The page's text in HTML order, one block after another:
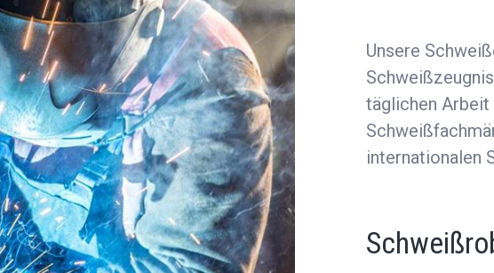
Unsere
täglichen Arbeit
internationalen